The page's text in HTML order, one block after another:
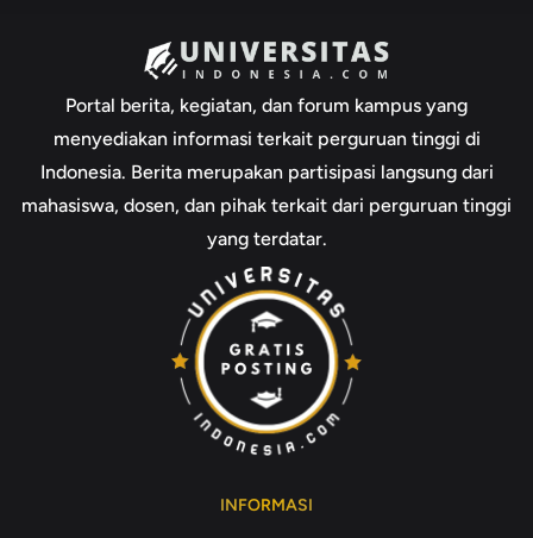
Portal berita, kegiatan, dan forum kampus yang
menyediakan informasi terkait perguruan tinggi di
Indonesia. Berita merupakan partisipasi langsung dari
mahasiswa, dosen, dan pihak terkait dari perguruan tinggi
yang terdatar.
INFORMASI